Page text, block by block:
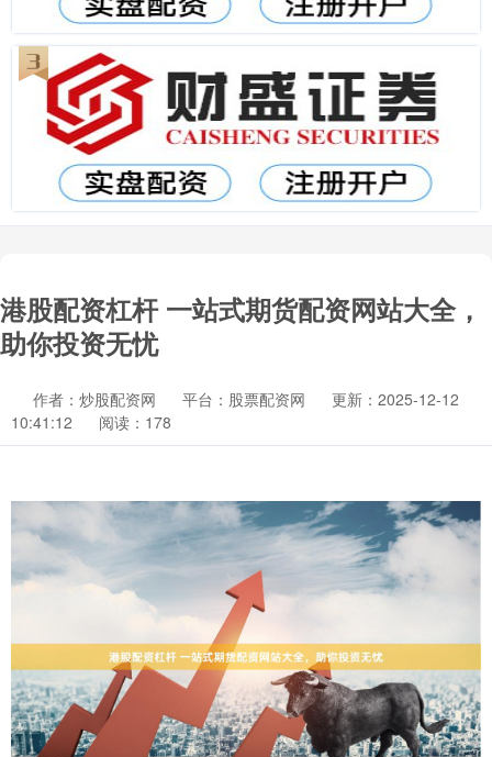
港股配资杠杆 一站式期货配资网站大全，
助你投资无忧
作者：炒股配资网 平台：股票配资网
更新：2025-12-12
10:41:12
阅读：178